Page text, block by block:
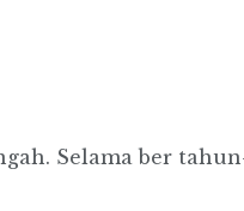
Selama ber­